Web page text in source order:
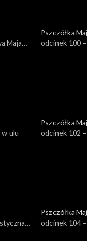
Maja
Pszczółka
odcinek 100
ulu
Pszczółka
odcinek 102
Pszczółka
odcinek 104